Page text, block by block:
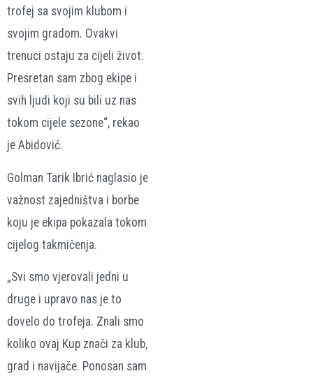
trofej sa svojim klubom i
svojim gradom. Ovakvi
trenuci ostaju za cijeli život.
Presretan sam zbog ekipe i
svih ljudi koji su bili uz nas
tokom cijele sezone“, rekao
je Abidović.
Golman Tarik Ibrić naglasio je
važnost zajedništva i borbe
koju je ekipa pokazala tokom
cijelog takmičenja.
„Svi smo vjerovali jedni u
druge i upravo nas je to
dovelo do trofeja. Znali smo
koliko ovaj Kup znači za klub,
grad i navijače. Ponosan sam